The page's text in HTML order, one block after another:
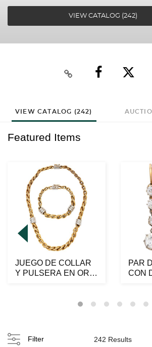
VIEW CATALOG (242)
VIEW CATALOG (242)
Featured Items
JUEGO DE COLLAR
Y PULSERA EN ORO
PAR
CON
Filter 242 Results